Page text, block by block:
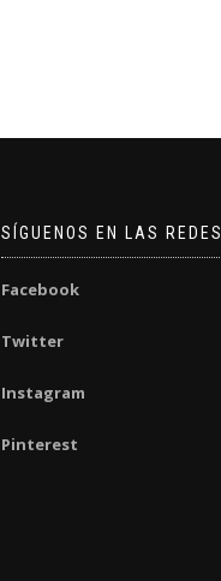
SÍGUENOS EN LAS REDES
Facebook
Twitter
Instagram
Pinterest